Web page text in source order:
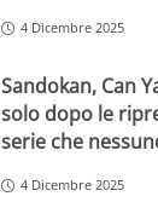
4 Dicembre 2025
Sandokan, Can
solo dopo le
serie che
4 Dicembre 2025